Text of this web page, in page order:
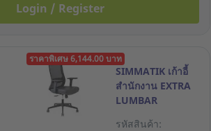
Login / Register
ราคาพิเศษ 6,144.00 บาท
SIMMATIK เก้าอี้
สำนักงาน EXTRA
LUMBAR
รหัสสินค้า: